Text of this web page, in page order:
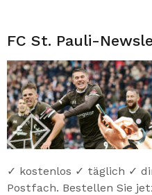
FC St. Pauli-
✓ kostenlos ✓ täglich ✓
Postfach. Bestellen Sie